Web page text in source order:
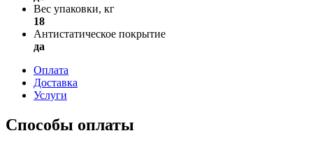
Вес упаковки, кг
18
Антистатическое покрытие
да
Оплата
Доставка
Услуги
Способы оплаты